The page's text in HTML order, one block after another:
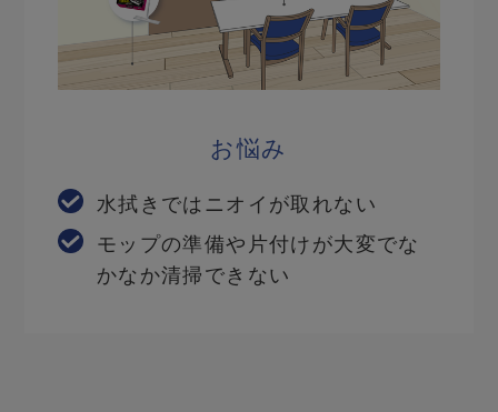
お悩み
水拭きではニオイが取れない
モップの準備や片付けが大変でな
かなか清掃できない